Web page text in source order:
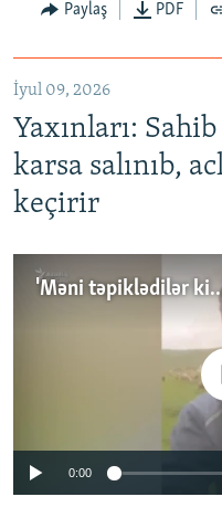
Paylaş PDF
İyul 09, 2026
Yaxınları:
karsa salınıb,
keçirir
No media
0:00